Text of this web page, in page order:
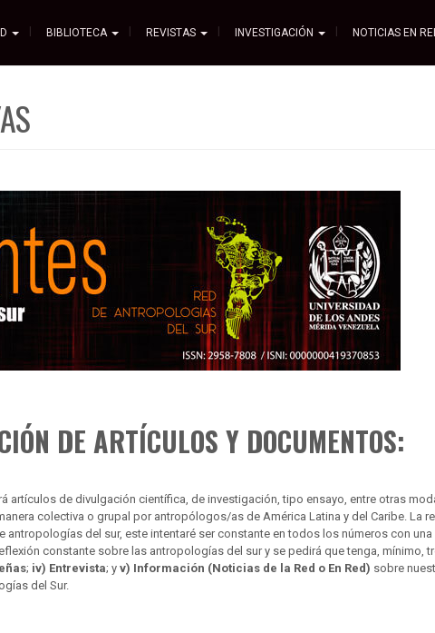
BIBLIOTECA REVISTAS INVESTIGACIÓN NOTICIAS EN
DE ARTÍCULOS Y DOCUMENTOS:
artículos de divulgación científica, de investigación, tipo ensayo, entre otras
colectiva o grupal por antropólogos/as de América Latina y del Caribe. La
del sur, este intentaré ser constante en todos los números con
constante sobre las antropologías del sur y se pedirá que tenga, mínimo,
; iv) Entrevista; yv) Información (Noticias de la Red o En Red) sobre
del Sur.